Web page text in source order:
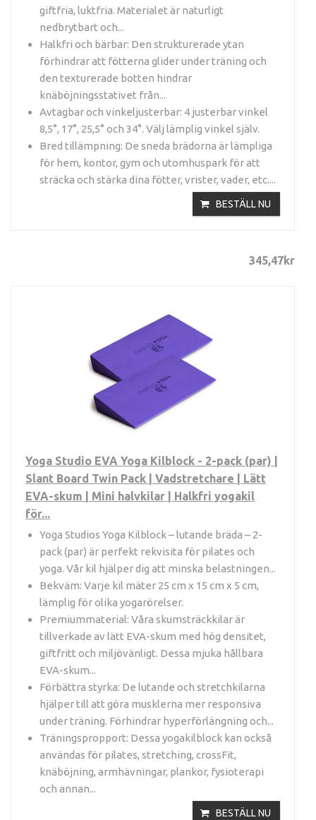
giftfria, luktfria. Materialet är naturligt
nedbrytbart och...
Halkfri och bärbar: Den strukturerade ytan
förhindrar att fötterna glider under träning och
den texturerade botten hindrar
knäböjningsstativet från...
Avtagbar och vinkeljusterbar: 4 justerbar vinkel
8,5°, 17°, 25,5° och 34°. Välj lämplig vinkel själv.
Bred tillämpning: De sneda brädorna är lämpliga
för hem, kontor, gym och utomhuspark för att
sträcka och stärka dina fötter, vrister, vader, etc....
BESTÄLL NU
345,47kr
Yoga Studio EVA Yoga Kilblock - 2-pack (par) |
Slant Board Twin Pack | Vadstretchare | Lätt
EVA-skum | Mini halvkilar | Halkfri yogakil
för...
Yoga Studios Yoga Kilblock – lutande bräda – 2-
pack (par) är perfekt rekvisita för pilates och
yoga. Vår kil hjälper dig att minska belastningen...
Bekväm: Varje kil mäter 25 cm x 15 cm x 5 cm,
lämplig för olika yogarörelser.
Premiummaterial: Våra skumsträckkilar är
tillverkade av lätt EVA-skum med hög densitet,
giftfritt och miljövänligt. Dessa mjuka hållbara
EVA-skum...
Förbättra styrka: De lutande och stretchkilarna
hjälper till att göra musklerna mer responsiva
under träning. Förhindrar hyperförlängning och...
Träningspropport: Dessa yogakilblock kan också
användas för pilates, stretching, crossFit,
knäböjning, armhävningar, plankor, fysioterapi
och annan...
BESTÄLL NU